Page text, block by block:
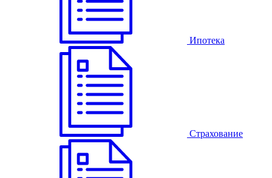
Ипотека
Страхование